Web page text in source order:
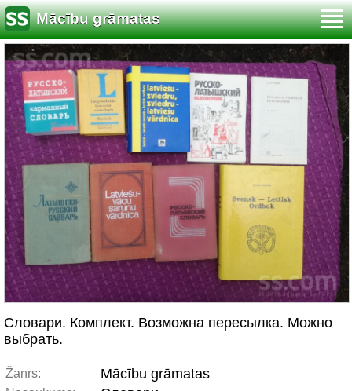
Mācību grāmatas
Словари. Комплект. Возможна пересылка. Можно
выбрать.
Žanrs: Mācību grāmatas